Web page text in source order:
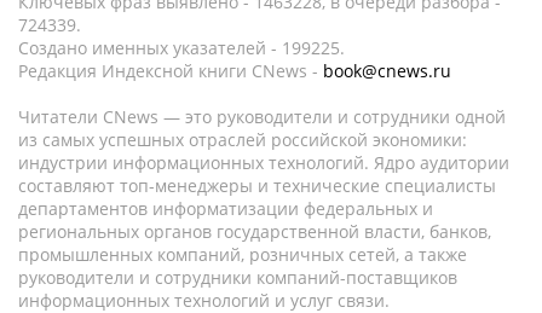
724339.
Создано именных указателей - 199225.
Редакция Индексной книги CNews - book@cnews.ru
Читатели CNews — это руководители и сотрудники одной
из самых успешных отраслей российской экономики:
индустрии информационных технологий. Ядро аудитории
составляют топ-менеджеры и технические специалисты
департаментов информатизации федеральных и
региональных органов государственной власти, банков,
промышленных компаний, розничных сетей, а также
руководители и сотрудники компаний-поставщиков
информационных технологий и услуг связи.